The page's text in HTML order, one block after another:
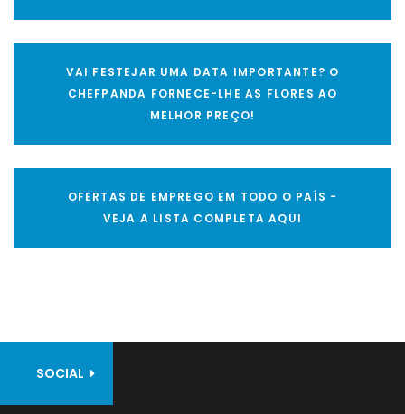
VAI FESTEJAR UMA DATA IMPORTANTE? O
CHEFPANDA FORNECE-LHE AS FLORES AO
MELHOR PREÇO!
OFERTAS DE EMPREGO EM TODO O PAÍS -
VEJA A LISTA COMPLETA AQUI
SOCIAL